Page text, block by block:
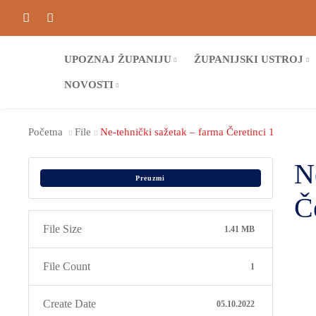
UPOZNAJ ŽUPANIJU ŽUPANIJSKI USTROJ
NOVOSTI
Početna File Ne-tehnički sažetak – farma Čeretinci 1
Preuzmi
File Size 1.41 MB
File Count 1
Create Date 05.10.2022